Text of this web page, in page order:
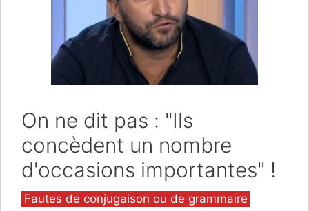
On ne dit pas : "Ils
concèdent un nombre
d'occasions importantes" !
Catégories
Fautes de conjugaison ou de grammaire